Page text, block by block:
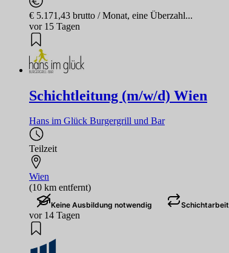
€ 5.171,43 brutto / Monat, eine Überzahl...
vor 15 Tagen
Schichtleitung (m/w/d) Wien
Hans im Glück Burgergrill und Bar
Teilzeit
Wien
(10 km entfernt)
Keine Ausbildung notwendig Schichtarbeit
vor 14 Tagen